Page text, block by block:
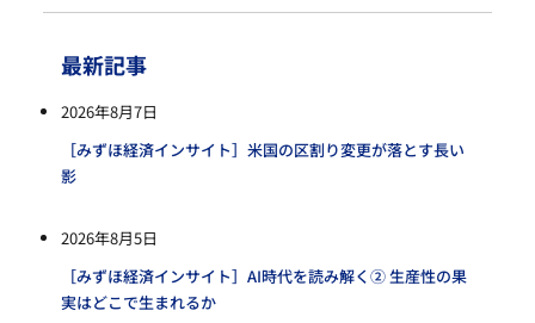
最新記事
2026年8月7日
［みずほ経済インサイト］米国の区割り変更が落とす長い
影
2026年8月5日
［みずほ経済インサイト］AI時代を読み解く② 生産性の果
実はどこで生まれるか